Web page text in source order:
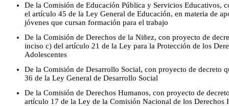
De la Comisión de Educación Pública y Servicios Educativos,
el artículo 45 de la Ley General de Educación, en materia de
jóvenes que cursan formación para el trabajo
De la Comisión de Derechos de la Niñez, con proyecto de
inciso c) del artículo 21 de la Ley para la Protección de los
Adolescentes
De la Comisión de Desarrollo Social, con proyecto de decreto
36 de la Ley General de Desarrollo Social
De la Comisión de Derechos Humanos, con proyecto de
artículo 17 de la Ley de la Comisión Nacional de los Derechos